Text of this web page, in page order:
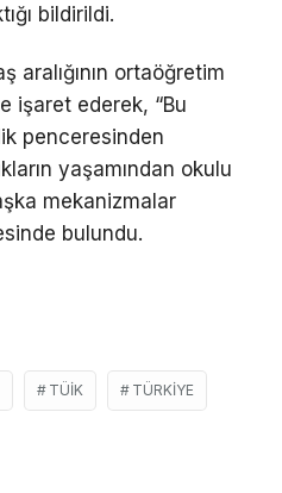
bildirildi.
aralığının ortaöğretim
işaret ederek, “Bu
penceresinden
yaşamından okulu
mekanizmalar
bulundu.
TÜIK TÜRKIYE